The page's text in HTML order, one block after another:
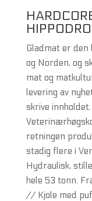
Gladmat er den
og Norden, og
mat og
levering av
skrive
retningen
stadig flere i
Hydraulisk,
hele 53 tonn.
// Kjole med